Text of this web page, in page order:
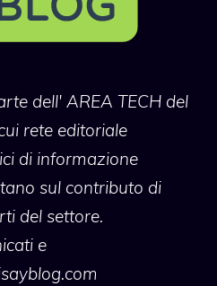
dell' AREA TECH del
rete editoriale
di informazione
sul contributo di
del settore.
e